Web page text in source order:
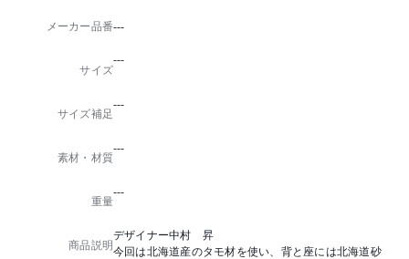
メーカー品番---
サイズ
---
サイズ補足
---
素材・材質
---
重量
---
商品説明
デザイナー中村 昇
今回は北海道産のタモ材を使い、背と座には北海道砂